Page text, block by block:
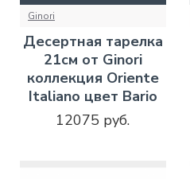
Ginori
Десертная тарелка
21см от Ginori
коллекция Oriente
Italiano цвет Bario
12075 руб.